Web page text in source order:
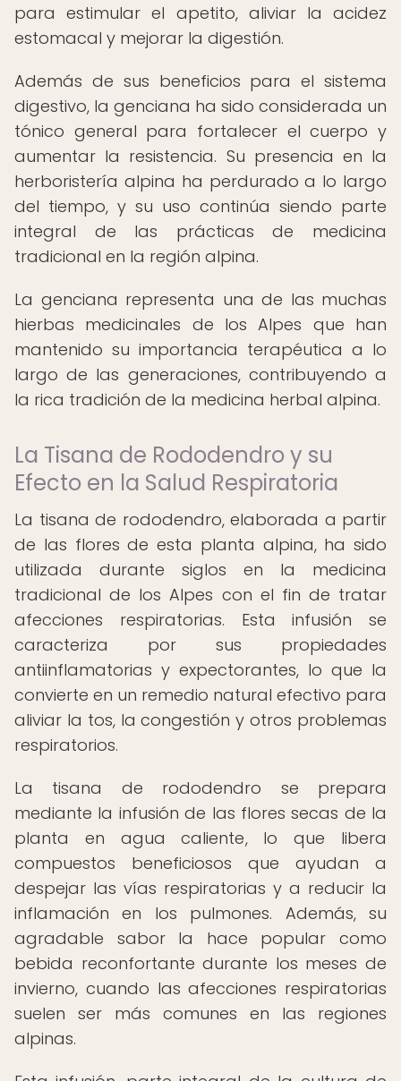
para estimular el apetito, aliviar la acidez
estomacal y mejorar la digestión.
Además de sus beneficios para el sistema
digestivo, la genciana ha sido considerada un
tónico general para fortalecer el cuerpo y
aumentar la resistencia. Su presencia en la
herboristería alpina ha perdurado a lo largo
del tiempo, y su uso continúa siendo parte
integral de las prácticas de medicina
tradicional en la región alpina.
La genciana representa una de las muchas
hierbas medicinales de los Alpes que han
mantenido su importancia terapéutica a lo
largo de las generaciones, contribuyendo a
la rica tradición de la medicina herbal alpina.
La Tisana de Rododendro y su
Efecto en la Salud Respiratoria
La tisana de rododendro, elaborada a partir
de las flores de esta planta alpina, ha sido
utilizada durante siglos en la medicina
tradicional de los Alpes con el fin de tratar
afecciones respiratorias. Esta infusión se
caracteriza por sus propiedades
antiinflamatorias y expectorantes, lo que la
convierte en un remedio natural efectivo para
aliviar la tos, la congestión y otros problemas
respiratorios.
La tisana de rododendro se prepara
mediante la infusión de las flores secas de la
planta en agua caliente, lo que libera
compuestos beneficiosos que ayudan a
despejar las vías respiratorias y a reducir la
inflamación en los pulmones. Además, su
agradable sabor la hace popular como
bebida reconfortante durante los meses de
invierno, cuando las afecciones respiratorias
suelen ser más comunes en las regiones
alpinas.